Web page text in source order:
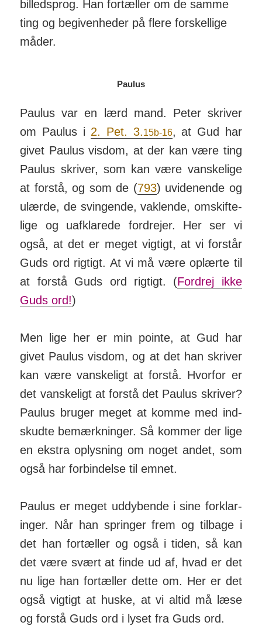
billedsprog. Han fortæller om de samme
ting og be­giv­en­heder på flere forskellige
måder.
Paulus
Paulus var en lærd mand. Peter skriver
om Paulus i 2. Pet. 3.15b-16, at Gud har
givet Paulus vis­dom, at der kan være ting
Paulus skriver, som kan være van­ske­lige
at for­stå, og som de (793) uvid­enende og
ulærde, de sving­ende, vak­lende, om­skif­te­
lige og uaf­klarede for­drejer. Her ser vi
også, at det er meget vig­tigt, at vi forstår
Guds ord rigtigt. At vi må være op­lærte til
at forstå Guds ord rigtigt. (Fordrej ikke
Guds ord!)
Men lige her er min pointe, at Gud har
givet Paulus visdom, og at det han skriver
kan være van­skeligt at forstå. Hvorfor er
det van­ske­ligt at forstå det Paulus skriver?
Paulus bruger meget at komme med ind­
skudte be­mærk­ninger. Så kommer der lige
en ekstra op­lys­ning om noget andet, som
også har for­bin­delse til emnet.
Paulus er meget ud­dyb­ende i sine for­klar­
inger. Når han springer frem og tilbage i
det han for­tæller og også i tiden, så kan
det være svært at finde ud af, hvad er det
nu lige han for­tæller dette om. Her er det
også vigtigt at huske, at vi altid må læse
og forstå Guds ord i lyset fra Guds ord.